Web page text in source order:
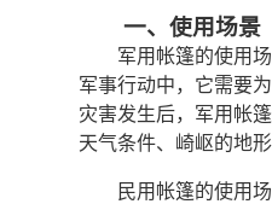
一、使用场景
军用帐篷的使用
军事行动中，它需要
灾害发生后，军用帐
天气条件、崎岖的地
民用帐篷的使用